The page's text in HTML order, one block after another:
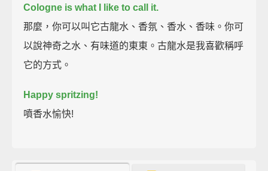
Cologne is what I like to call it.
那麼，你可以叫它古龍水、香氛、香水、香味。你可
以說神奇之水、有味道的東東。古龍水是我喜歡稱呼
它的方式。
Happy spritzing!
噴香水愉快!